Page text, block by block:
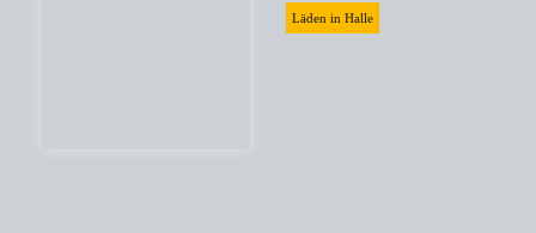
Läden in Halle